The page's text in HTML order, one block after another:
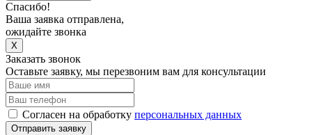
Спасибо!
Ваша заявка отправлена,
ожидайте звонка
X
Заказать звонок
Оставьте заявку, мы перезвоним вам для консультации
Согласен на обработку персональных данных
Отправить заявку